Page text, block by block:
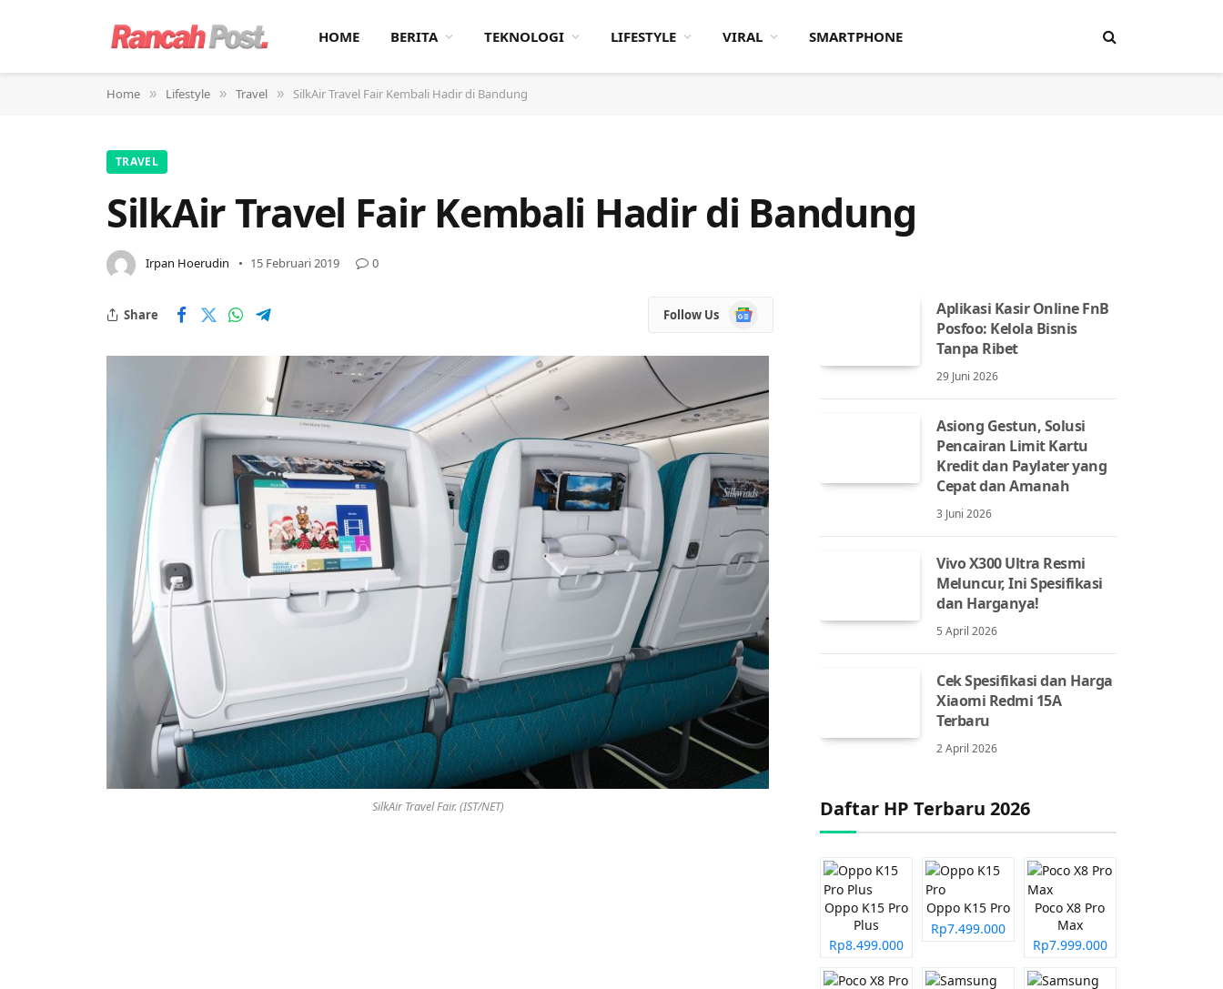
HOME BERITA TEKNOLOGI LIFESTYLE VIRAL SMARTPHONE
Home » Lifestyle » Travel » SilkAir Travel Fair Kembali Hadir di Bandung
TRAVEL
SilkAir Travel Fair Kembali Hadir di Bandung
Irpan Hoerudin 15 Februari 2019 0
Share Follow Us
Google
News
SilkAir Travel Fair. (IST/NET)
Aplikasi Kasir Online FnB
Posfoo: Kelola Bisnis
Tanpa Ribet
29 Juni 2026
Asiong Gestun, Solusi
Pencairan Limit Kartu
Kredit dan Paylater yang
Cepat dan Amanah
3 Juni 2026
Vivo X300 Ultra Resmi
Meluncur, Ini Spesifikasi
dan Harganya!
5 April 2026
Cek Spesifikasi dan Harga
Xiaomi Redmi 15A
Terbaru
2 April 2026
Daftar HP Terbaru 2026
Oppo K15 Pro
Plus
Rp8.499.000
Oppo K15 Pro
Rp7.499.000
Poco X8 Pro
Max
Rp7.999.000